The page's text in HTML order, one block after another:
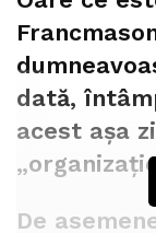
dată,
acest așa
De